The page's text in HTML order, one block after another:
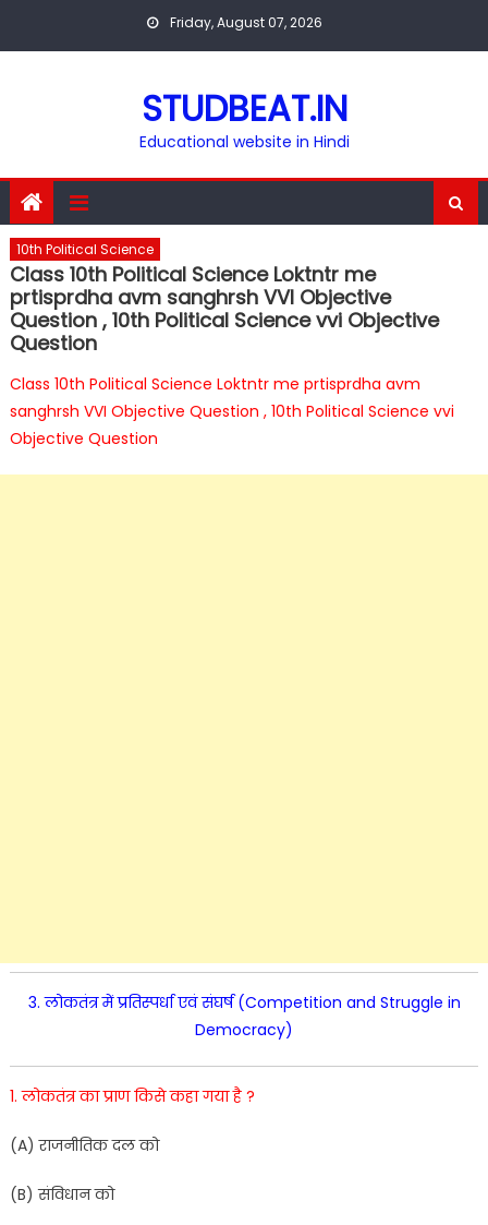
Friday, August 07, 2026
STUDBEAT.IN
Educational website in Hindi
10th Political Science
Class 10th Political Science Loktntr me
prtisprdha avm sanghrsh VVI Objective
Question , 10th Political Science vvi Objective
Question
Class 10th Political Science Loktntr me prtisprdha avm
sanghrsh VVI Objective Question , 10th Political Science vvi
Objective Question
3.लोकतंत्रमेंप्रतिस्पर्धाएवंसंघर्ष(Competition and Struggle in
Democracy)
1.लोकतंत्रकाप्राणकिसेकहागयाहै ?
(A)राजनीतिकदलको
(B)संविधानको